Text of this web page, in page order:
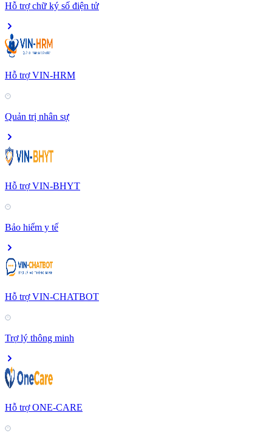
Hỗ trợ chữ ký số điện tử
Hỗ trợ VIN-HRM
Quản trị nhân sự
Hỗ trợ VIN-BHYT
Bảo hiểm y tế
Hỗ trợ VIN-CHATBOT
Trợ lý thông minh
Hỗ trợ ONE-CARE